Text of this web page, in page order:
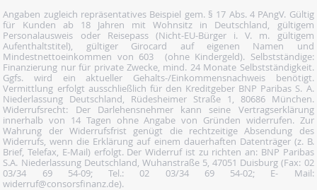
Angaben zugleich repräsentatives Beispiel gem. § 17 Abs. 4 PAngV. Gültig
für Kunden ab 18 Jahren mit Wohnsitz in Deutschland, gültigem
Personalausweis oder Reisepass (Nicht-EU-Bürger i. V. m. gültigem
Aufenthaltstitel), gültiger Girocard auf eigenen Namen und
Mindestnettoeinkommen von 603  (ohne Kindergeld). Selbstständige:
Finanzierung nur für private Zwecke, mind. 24 Monate Selbstständigkeit.
Ggfs. wird ein aktueller Gehalts-/Einkommensnachweis benötigt.
Vermittlung erfolgt ausschließlich für den Kreditgeber BNP Paribas S. A.
Niederlassung Deutschland, Rüdesheimer Straße 1, 80686 München.
Widerrufsrecht: Der Darlehensnehmer kann seine Vertragserklärung
innerhalb von 14 Tagen ohne Angabe von Gründen widerrufen. Zur
Wahrung der Widerrufsfrist genügt die rechtzeitige Absendung des
Widerrufs, wenn die Erklärung auf einem dauerhaften Datenträger (z. B.
Brief, Telefax, E-Mail) erfolgt. Der Widerruf ist zu richten an: BNP Paribas
S.A. Niederlassung Deutschland, Wuhanstraße 5, 47051 Duisburg (Fax: 02
03/34 69 54-09; Tel.: 02 03/34 69 54-02; E- Mail:
widerruf@consorsfinanz.de).